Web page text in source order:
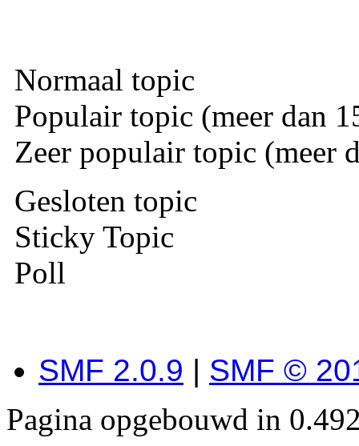
Normaal topic
Populair topic (meer dan
Zeer populair topic (meer
Gesloten topic
Sticky Topic
Poll
SMF 2.0.9 | SMF ©
Pagina opgebouwd in